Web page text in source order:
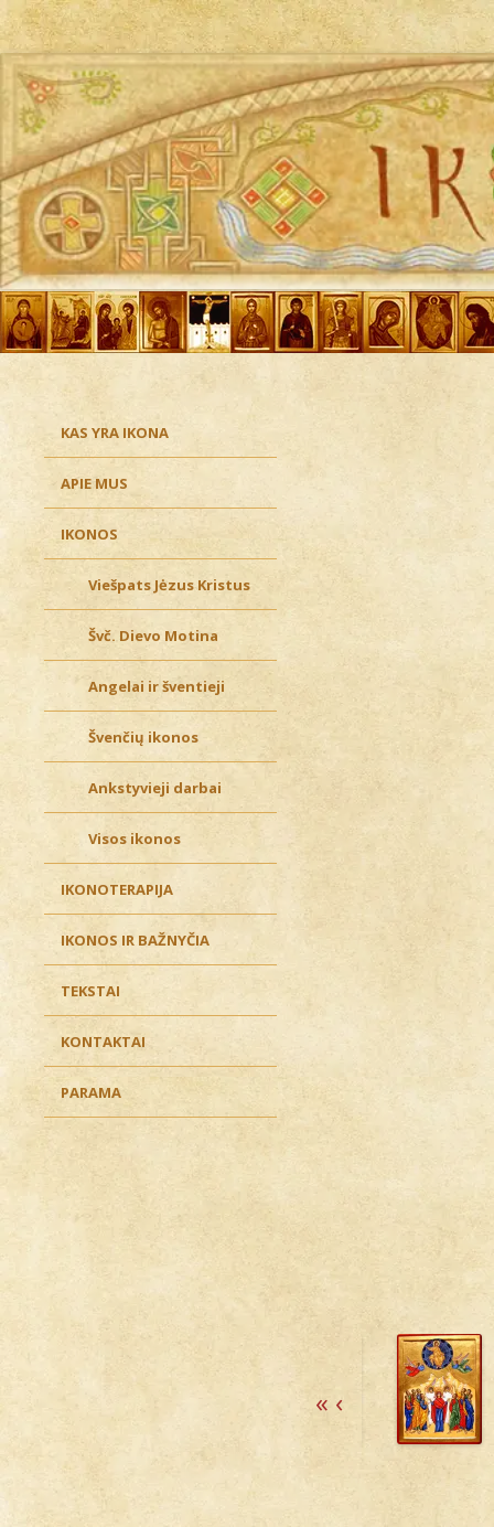
Ikona
« ‹
KAS YRA IKONA
APIE MUS
IKONOS
Viešpats Jėzus Kristus
Švč. Dievo Motina
Angelai ir šventieji
Švenčių ikonos
Ankstyvieji darbai
Visos ikonos
IKONOTERAPIJA
IKONOS IR BAŽNYČIA
TEKSTAI
KONTAKTAI
PARAMA